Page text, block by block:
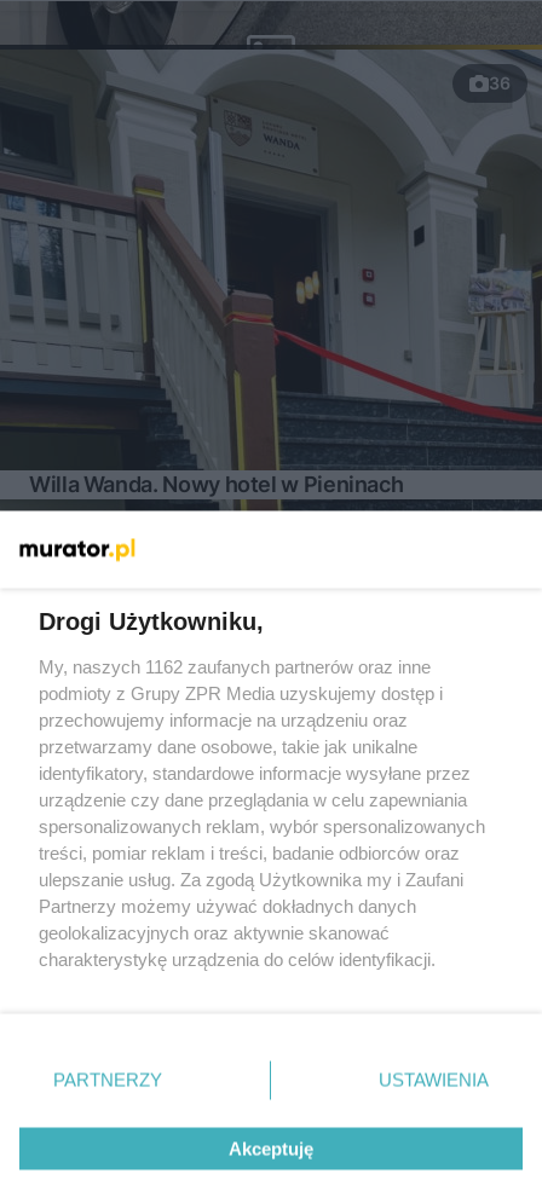
36
Willa Wanda. Nowy hotel w Pieninach
Żaden utwór zamieszczony w serwisie nie może być powielany i
rozpowszechniany lub dalej rozpowszechniany w jakikolwiek
sposób (w tym także elektroniczny lub mechaniczny) na
jakimkolwiek polu eksploatacji w jakiejkolwiek formie, włącznie z
umieszczaniem w Internecie bez pisemnej zgody właściciela praw.
Jakiekolwiek użycie lub wykorzystanie utworów w całości lub w
części z naruszeniem prawa, tzn. bez właściwej zgody, jest
zabronione pod groźbą kary i może być ścigane prawnie.
Drogi Użytkowniku,
My, naszych 1162 zaufanych partnerów oraz inne
podmioty z Grupy ZPR Media uzyskujemy dostęp i
przechowujemy informacje na urządzeniu oraz
przetwarzamy dane osobowe, takie jak unikalne
identyfikatory, standardowe informacje wysyłane przez
urządzenie czy dane przeglądania w celu zapewniania
spersonalizowanych reklam, wybór spersonalizowanych
treści, pomiar reklam i treści, badanie odbiorców oraz
ulepszanie usług. Za zgodą Użytkownika my i Zaufani
Partnerzy możemy używać dokładnych danych
geolokalizacyjnych oraz aktywnie skanować
charakterystykę urządzenia do celów identyfikacji.
zmienić/wycofać klikając przycisk ustawień prywatności
znajdujący się w lewym dolnym rogu strony
rodzaje przetwarzania danych nie wymagają zgody
użytkownika, ale masz prawo sprzeciwić się takiemu
przetwarzaniu. Preferencje będą miały zastosowanie tylko
PARTNERZY USTAWIENIA
Akceptuję